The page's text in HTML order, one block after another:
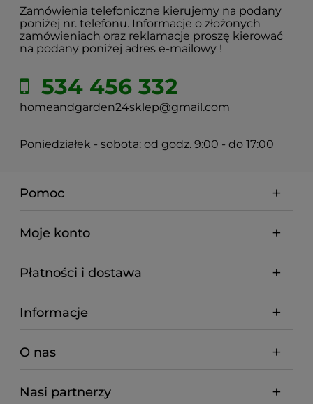
Zamówienia telefoniczne kierujemy na podany
poniżej nr. telefonu. Informacje o złożonych
zamówieniach oraz reklamacje proszę kierować
na podany poniżej adres e-mailowy !
534 456 332
homeandgarden24sklep@gmail.com
Poniedziałek - sobota: od godz. 9:00 - do 17:00
Pomoc
Moje konto
Płatności i dostawa
Informacje
O nas
Nasi partnerzy